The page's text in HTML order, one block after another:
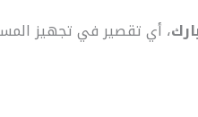
، أي تقصير في تجهيز